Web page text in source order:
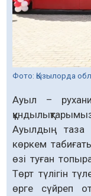
Фото: Қызылорда
Ауыл –
Ауылдың таза
көркем
өзі туған
Төрт түлігін
өрге сүйреп